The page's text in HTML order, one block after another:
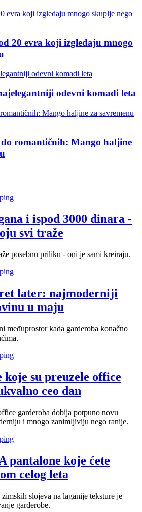
20 evra koji izgledaju mnogo
odevni komadi leta
romantičnih: Mango haljine
i ispod 3000 dinara -
svi traže
posebnu priliku - oni je sami kreiraju.
later: najmoderniji
u maju
međuprostor kada garderoba konačno
su preuzele office
ceo dan
garderoba dobija potpuno novu
i mnogo zanimljiviju nego ranije.
pantalone koje ćete
celog leta
zimskih slojeva na laganije teksture je
garderobe.